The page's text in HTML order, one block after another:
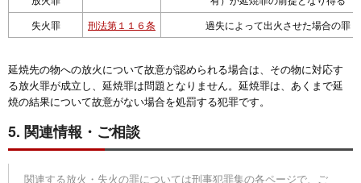
失火罪
刑法第１１６条 過失によって出火させた場合の罪
延焼先の物への放火について故意が認められる場合は、その物に対応す
る放火罪が成立し、延焼罪は問題となりません。延焼罪は、あくまで延
焼の結果について故意がない場合を処罰する犯罪です。
5. 関連情報・ご相談
関連する放火・失火の罪については刑事犯罪集の各ページで、ご